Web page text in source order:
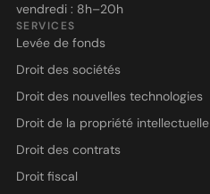
vendredi : 8h–20h
SERVICES
Levée de fonds
Droit des sociétés
Droit des nouvelles technologies
Droit de la propriété intellectuelle
Droit des contrats
Droit fiscal